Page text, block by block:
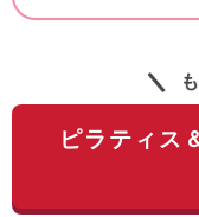
ピラティス